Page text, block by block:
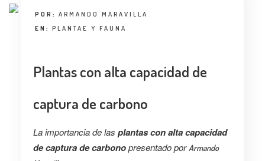
POR: ARMANDO MARAVILLA
EN: PLANTAE Y FAUNA
Plantas con alta capacidad de
captura de carbono
La importancia de las plantas con alta capacidad
de captura de carbonopresentado porArmando